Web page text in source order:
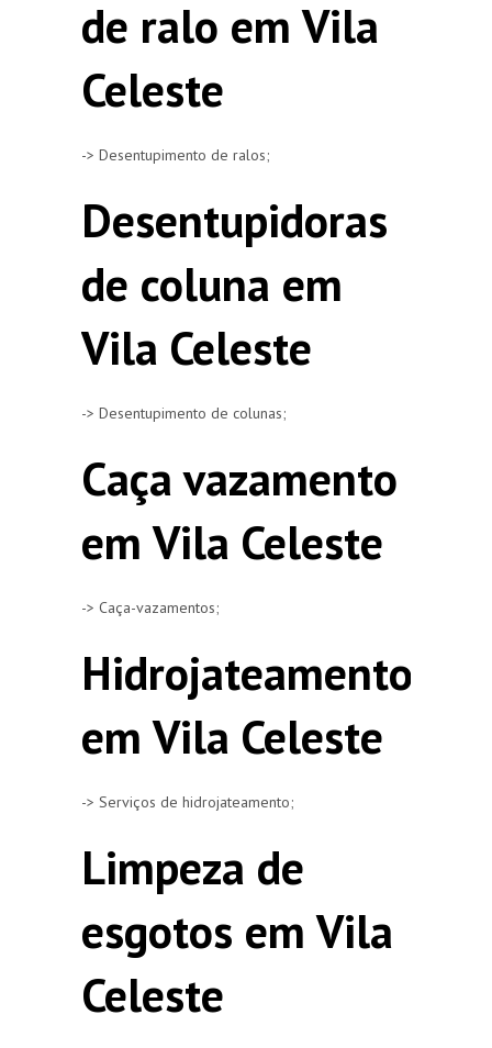
de ralo em Vila
Celeste
-> Desentupimento de ralos;
Desentupidoras
de coluna em
Vila Celeste
-> Desentupimento de colunas;
Caça vazamento
em Vila Celeste
-> Caça-vazamentos;
Hidrojateamento
em Vila Celeste
-> Serviços de hidrojateamento;
Limpeza de
esgotos em Vila
Celeste